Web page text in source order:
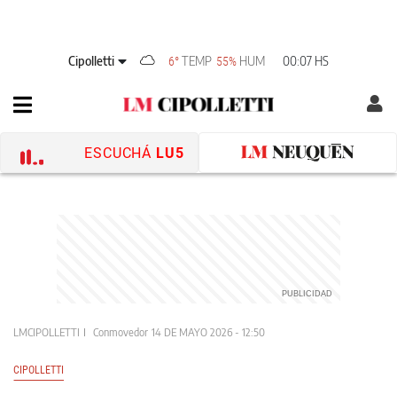
Cipolletti 6° TEMP 55% HUM 00:07 HS
ESCUCHÁ LU5
LMCIPOLLETTI Conmovedor 14 DE MAYO 2026 - 12:50
CIPOLLETTI